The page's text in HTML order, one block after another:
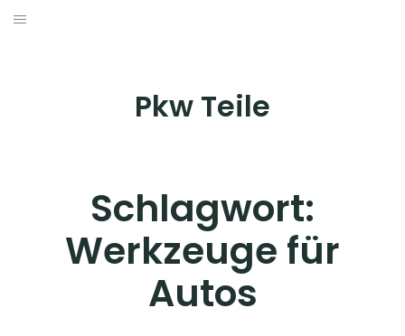
Skip
Pkw Teile
Schlagwort:
Werkzeuge für
Autos
WERKZEUG & WERKSTATTAUSRÜSTUNG